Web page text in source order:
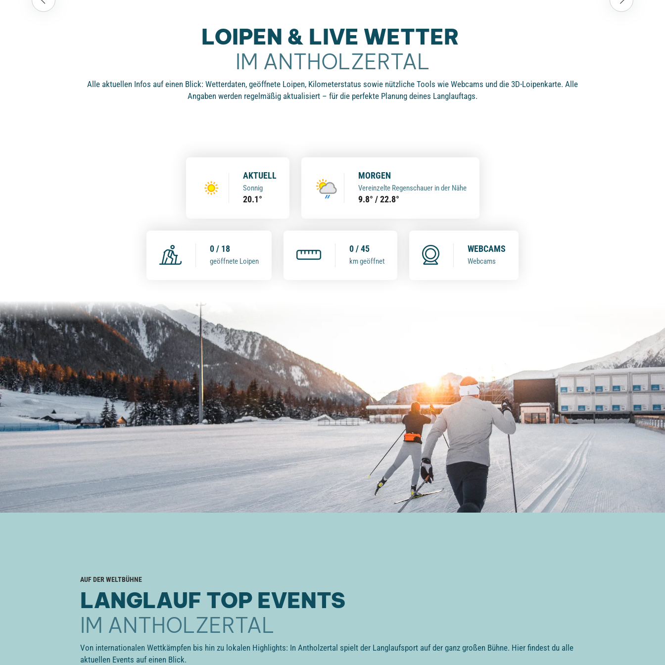
LOIPEN & LIVE WETTER
IM ANTHOLZERTAL
Alle aktuellen Infos auf einen Blick: Wetterdaten, geöffnete Loipen, Kilometerstatus sowie nützliche Tools wie Webcams und die 3D-Loipenkarte. Alle
Angaben werden regelmäßig aktualisiert – für die perfekte Planung deines Langlauftags.
AKTUELL
Sonnig
20.1°
MORGEN
Vereinzelte Regenschauer in der Nähe
9.8° / 22.8°
0 / 18
geöffnete Loipen
0 / 45
km geöffnet
WEBCAMS
Webcams
AUF DER WELTBÜHNE
LANGLAUF TOP EVENTS
IM ANTHOLZERTAL
Von internationalen Wettkämpfen bis hin zu lokalen Highlights: In Antholzertal spielt der Langlaufsport auf der ganz großen Bühne. Hier findest du alle
aktuellen Events auf einen Blick.